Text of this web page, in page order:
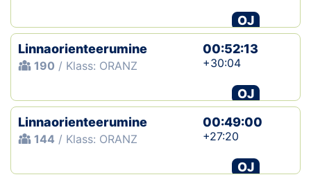
OJ
Linnaorienteerumine
190 / Klass: ORANZ
00:52:13
+30:04
OJ
Linnaorienteerumine
144 / Klass: ORANZ
00:49:00
+27:20
OJ